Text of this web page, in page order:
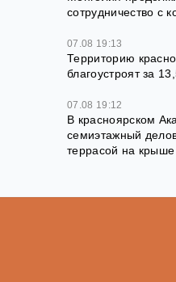
сотрудничество с
07.08 19:13
Территорию
благоустроят за
07.08 19:12
В красноярском
семиэтажный
террасой на крыше